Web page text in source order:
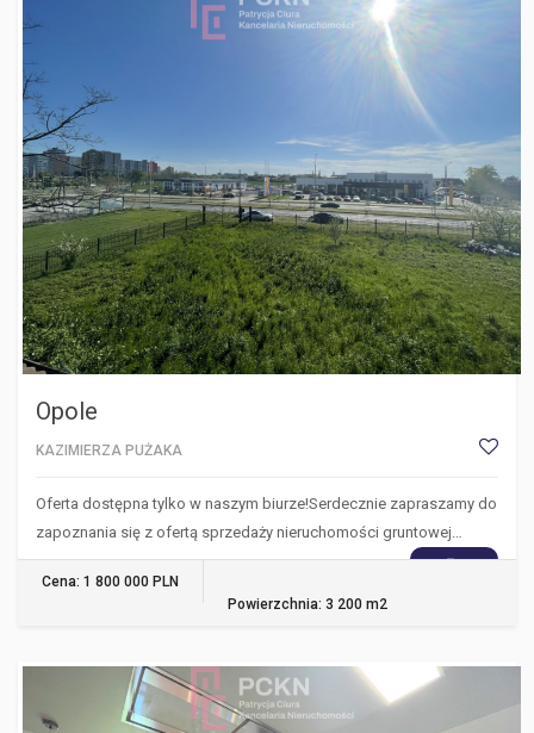
Opole
KAZIMIERZA PUŻAKA
Oferta dostępna tylko w naszym biurze!Serdecznie zapraszamy do
zapoznania się z ofertą sprzedaży nieruchomości gruntowej…
WIĘCEJ
Cena: 1 800 000 PLN
Powierzchnia: 3 200 m2